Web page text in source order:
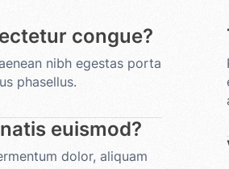
congue?
nibh egestas porta
phasellus.
euismod?
dolor, aliquam